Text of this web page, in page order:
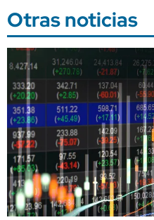
Otras noticias